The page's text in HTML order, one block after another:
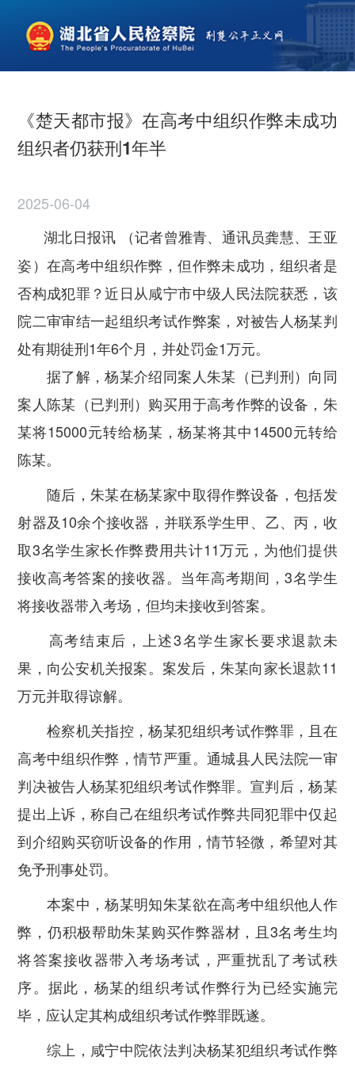
《楚天都市报》在高考中组织作弊未成功
组织者仍获刑1年半
2025-06-04
湖北日报讯 （记者曾雅青、通讯员龚慧、王亚
姿）在高考中组织作弊，但作弊未成功，组织者是
否构成犯罪？近日从咸宁市中级人民法院获悉，该
院二审审结一起组织考试作弊案，对被告人杨某判
处有期徒刑1年6个月，并处罚金1万元。
据了解，杨某介绍同案人朱某（已判刑）向同
案人陈某（已判刑）购买用于高考作弊的设备，朱
某将15000元转给杨某，杨某将其中14500元转给
陈某。
随后，朱某在杨某家中取得作弊设备，包括发
射器及10余个接收器，并联系学生甲、乙、丙，收
取3名学生家长作弊费用共计11万元，为他们提供
接收高考答案的接收器。当年高考期间，3名学生
将接收器带入考场，但均未接收到答案。
高考结束后，上述3名学生家长要求退款未
果，向公安机关报案。案发后，朱某向家长退款11
万元并取得谅解。
检察机关指控，杨某犯组织考试作弊罪，且在
高考中组织作弊，情节严重。通城县人民法院一审
判决被告人杨某犯组织考试作弊罪。宣判后，杨某
提出上诉，称自己在组织考试作弊共同犯罪中仅起
到介绍购买窃听设备的作用，情节轻微，希望对其
免予刑事处罚。
本案中，杨某明知朱某欲在高考中组织他人作
弊，仍积极帮助朱某购买作弊器材，且3名考生均
将答案接收器带入考场考试，严重扰乱了考试秩
序。据此，杨某的组织考试作弊行为已经实施完
毕，应认定其构成组织考试作弊罪既遂。
综上，咸宁中院依法判决杨某犯组织考试作弊